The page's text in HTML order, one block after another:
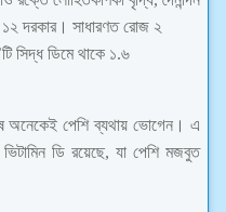
দরকার। সাধারণত রোজ ২
সিদ্ধ ডিমে থাকে ১.৬
অনেকেই পেশি ব্যথায় ভোগেন। এ
ডি রয়েছে, যা পেশি মজবুত